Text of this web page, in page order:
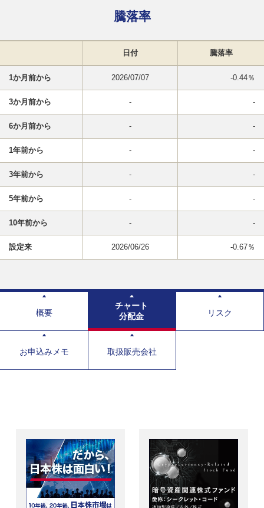
騰落率
日付 騰落率
1か月前から 2026/07/07 -0.44％
3か月前から - -
6か月前から - -
1年前から - -
3年前から - -
5年前から - -
10年前から - -
設定来 2026/06/26 -0.67％
概要
チャート
分配金
リスク
お申込みメモ 取扱販売会社